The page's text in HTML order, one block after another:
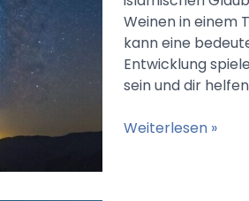
Weinen in einem
kann eine
Entwicklung
sein und dir
Im
Weiterlesen »